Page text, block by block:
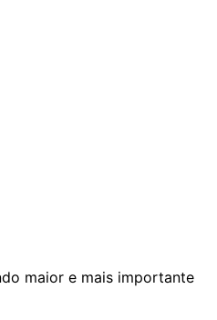
maior e mais importante